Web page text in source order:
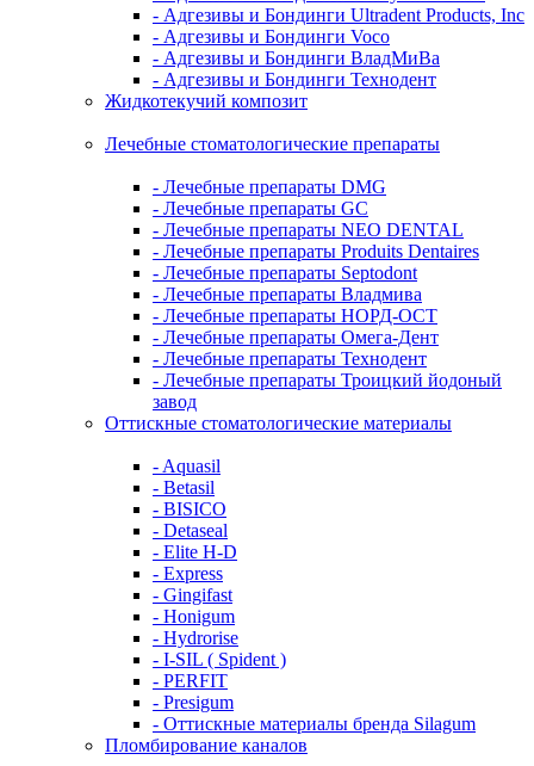
- Адгезивы и Бондинги Ultradent Products, Inc
- Адгезивы и Бондинги Voco
- Адгезивы и Бондинги ВладМиВа
- Адгезивы и Бондинги Технодент
Жидкотекучий композит
Лечебные стоматологические препараты
- Лечебные препараты DMG
- Лечебные препараты GC
- Лечебные препараты NEO DENTAL
- Лечебные препараты Produits Dentaires
- Лечебные препараты Septodont
- Лечебные препараты Владмива
- Лечебные препараты НОРД-ОСТ
- Лечебные препараты Омега-Дент
- Лечебные препараты Технодент
- Лечебные препараты Троицкий йодоный
завод
Оттискные стоматологические материалы
- Aquasil
- Betasil
- BISICO
- Detaseal
- Elite H-D
- Express
- Gingifast
- Honigum
- Hydrorise
- I-SIL ( Spident )
- PERFIT
- Presigum
- Оттискные материалы бренда Silagum
Пломбирование каналов